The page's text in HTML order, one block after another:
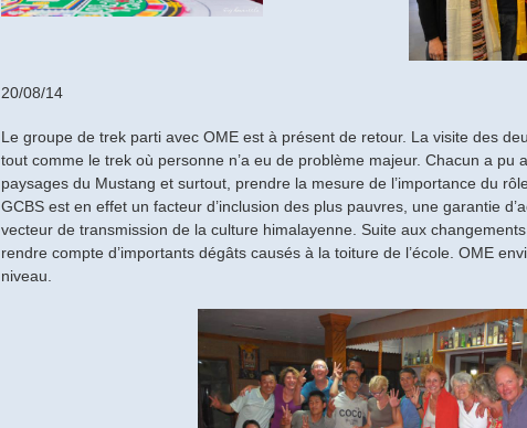
20/08/14
Le groupe de trek parti avec OME est à présent de retour. La visite des
tout comme le trek où personne n’a eu de problème majeur. Chacun a pu
paysages du Mustang et surtout, prendre la mesure de l’importance du
GCBS est en effet un facteur d’inclusion des plus pauvres, une garantie
vecteur de transmission de la culture himalayenne. Suite aux
rendre compte d’importants dégâts causés à la toiture de l’école. OME
niveau.